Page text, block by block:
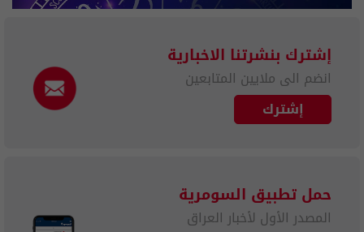
إشترك بنشرتنا الاخبارية
انضم الى ملايين المتابعين
إشترك
حمل تطبيق السومرية
المصدر الأول لأخبار العراق